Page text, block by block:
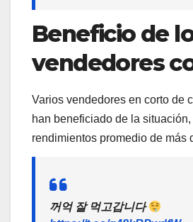
Beneficio de
vendedores
Varios vendedores en corto de
han beneficiado de la
rendimientos promedio de más
꺼억 잘 먹고갑니다